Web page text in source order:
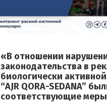
«В отношении
законодательства в
биологически
“AJR QORA-SEDANA”
соответствующие